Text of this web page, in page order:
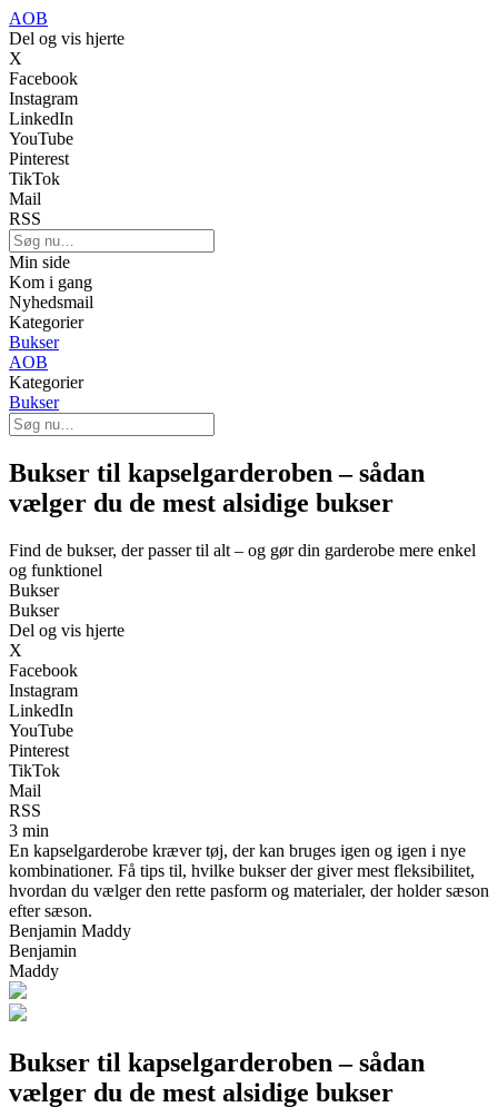
AOB
Del og vis hjerte
X
Facebook
Instagram
LinkedIn
YouTube
Pinterest
TikTok
Mail
RSS
Min side
Kom i gang
Nyhedsmail
Kategorier
Bukser
AOB
Kategorier
Bukser
Bukser til kapselgarderoben – sådan
vælger du de mest alsidige bukser
Find de bukser, der passer til alt – og gør din garderobe mere enkel
og funktionel
Bukser
Bukser
Del og vis hjerte
X
Facebook
Instagram
LinkedIn
YouTube
Pinterest
TikTok
Mail
RSS
3 min
En kapselgarderobe kræver tøj, der kan bruges igen og igen i nye
kombinationer. Få tips til, hvilke bukser der giver mest fleksibilitet,
hvordan du vælger den rette pasform og materialer, der holder sæson
efter sæson.
Benjamin Maddy
Benjamin
Maddy
Bukser til kapselgarderoben – sådan
vælger du de mest alsidige bukser